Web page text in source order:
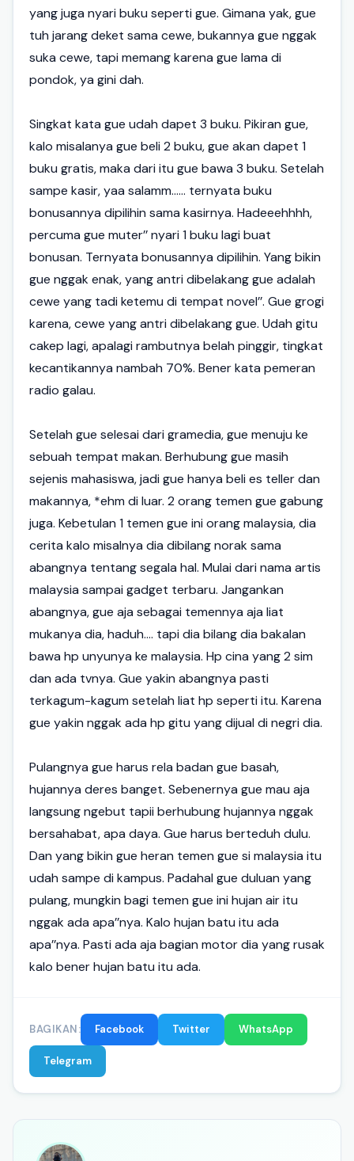
yang juga nyari buku seperti gue. Gimana yak, gue
tuh jarang deket sama cewe, bukannya gue nggak
suka cewe, tapi memang karena gue lama di
pondok, ya gini dah.
Singkat kata gue udah dapet 3 buku. Pikiran gue,
kalo misalanya gue beli 2 buku, gue akan dapet 1
buku gratis, maka dari itu gue bawa 3 buku. Setelah
sampe kasir, yaa salamm...... ternyata buku
bonusannya dipilihin sama kasirnya. Hadeeehhhh,
percuma gue muter’’ nyari 1 buku lagi buat
bonusan. Ternyata bonusannya dipilihin. Yang bikin
gue nggak enak, yang antri dibelakang gue adalah
cewe yang tadi ketemu di tempat novel’’. Gue grogi
karena, cewe yang antri dibelakang gue. Udah gitu
cakep lagi, apalagi rambutnya belah pinggir, tingkat
kecantikannya nambah 70%. Bener kata pemeran
radio galau.
Setelah gue selesai dari gramedia, gue menuju ke
sebuah tempat makan. Berhubung gue masih
sejenis mahasiswa, jadi gue hanya beli es teller dan
makannya, *ehm di luar. 2 orang temen gue gabung
juga. Kebetulan 1 temen gue ini orang malaysia, dia
cerita kalo misalnya dia dibilang norak sama
abangnya tentang segala hal. Mulai dari nama artis
malaysia sampai gadget terbaru. Jangankan
abangnya, gue aja sebagai temennya aja liat
mukanya dia, haduh.... tapi dia bilang dia bakalan
bawa hp unyunya ke malaysia. Hp cina yang 2 sim
dan ada tvnya. Gue yakin abangnya pasti
terkagum-kagum setelah liat hp seperti itu. Karena
gue yakin nggak ada hp gitu yang dijual di negri dia.
Pulangnya gue harus rela badan gue basah,
hujannya deres banget. Sebenernya gue mau aja
langsung ngebut tapii berhubung hujannya nggak
bersahabat, apa daya. Gue harus berteduh dulu.
Dan yang bikin gue heran temen gue si malaysia itu
udah sampe di kampus. Padahal gue duluan yang
pulang, mungkin bagi temen gue ini hujan air itu
nggak ada apa’’nya. Kalo hujan batu itu ada
apa’’nya. Pasti ada aja bagian motor dia yang rusak
kalo bener hujan batu itu ada.
BAGIKAN: Facebook Twitter WhatsApp
Telegram